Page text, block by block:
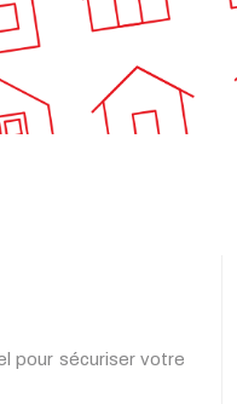
pour sécuriser votre